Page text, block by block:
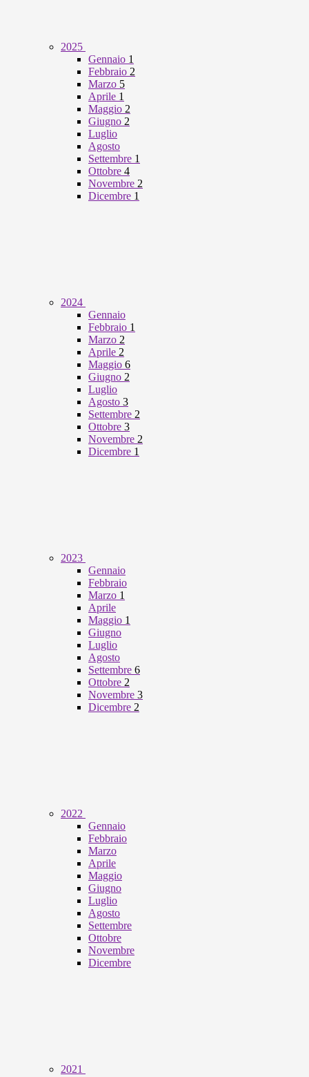
2025
Gennaio 1
Febbraio 2
Marzo 5
Aprile 1
Maggio 2
Giugno 2
Luglio
Agosto
Settembre 1
Ottobre 4
Novembre 2
Dicembre 1
2024
Gennaio
Febbraio 1
Marzo 2
Aprile 2
Maggio 6
Giugno 2
Luglio
Agosto 3
Settembre 2
Ottobre 3
Novembre 2
Dicembre 1
2023
Gennaio
Febbraio
Marzo 1
Aprile
Maggio 1
Giugno
Luglio
Agosto
Settembre 6
Ottobre 2
Novembre 3
Dicembre 2
2022
Gennaio
Febbraio
Marzo
Aprile
Maggio
Giugno
Luglio
Agosto
Settembre
Ottobre
Novembre
Dicembre
2021